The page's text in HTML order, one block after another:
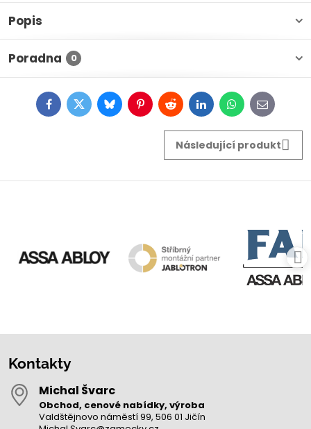
Popis
Poradna 0
FacebookTwitterBlueskyPinterestRedditLinkedInWhatsApp
E-
mail
Následující produkt
Kontakty
Michal Švarc
Obchod, cenové nabídky, výroba
Valdštějnovo náměstí 99, 506 01 Jičín